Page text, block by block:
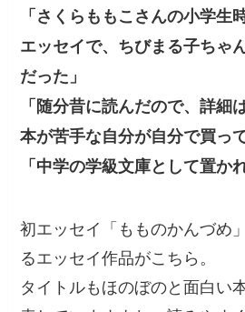
「さくらももこさんの小学生
エッセイで、ちびまる子ちゃ
だった」
「随分昔に読んだので、詳細
本が苦手な自分が自分で買っ
「中学の学級文庫として置か
初エッセイ「もものかんづめ
るエッセイ作品がこちら。
タイトルもほのぼのと面白い